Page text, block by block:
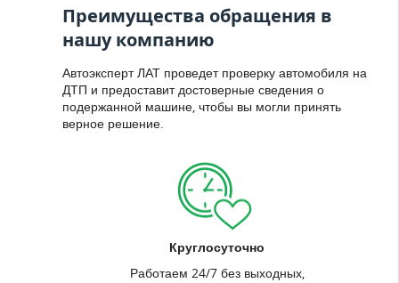
Преимущества обращения в
нашу компанию
Автоэксперт ЛАТ проведет проверку автомобиля на
ДТП и предоставит достоверные сведения о
подержанной машине, чтобы вы могли принять
верное решение.
Круглосуточно
Работаем 24/7 без выходных,